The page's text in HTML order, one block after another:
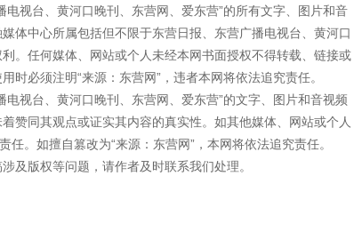
视台、黄河口晚刊、东营网、爱东营”的所有文字、图片和音
体中心所属包括但不限于东营日报、东营广播电视台、黄河口
。任何媒体、网站或个人未经本网书面授权不得转载、链接或
必须注明“来源：东营网”，违者本网将依法追究责任。
视台、黄河口晚刊、东营网、爱东营”的文字、图片和音视频
赞同其观点或证实其内容的真实性。如其他媒体、网站或个人
。如擅自篡改为“来源：东营网”，本网将依法追究责任。
及版权等问题，请作者及时联系我们处理。